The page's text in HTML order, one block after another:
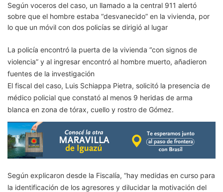
Según voceros del caso, un llamado a la central 911 alertó
sobre que el hombre estaba “desvanecido” en la vivienda, por
lo que un móvil con dos policías se dirigió al lugar
La policía encontró la puerta de la vivienda “con signos de
violencia” y al ingresar encontró al hombre muerto, añadieron
fuentes de la investigación
El fiscal del caso, Luis Schiappa Pietra, solicitó la presencia de
médico policial que constató al menos 9 heridas de arma
blanca en zona de tórax, cuello y rostro de Gómez.
Según explicaron desde la Fiscalía, “hay medidas en curso para
la identificación de los agresores y dilucidar la motivación del